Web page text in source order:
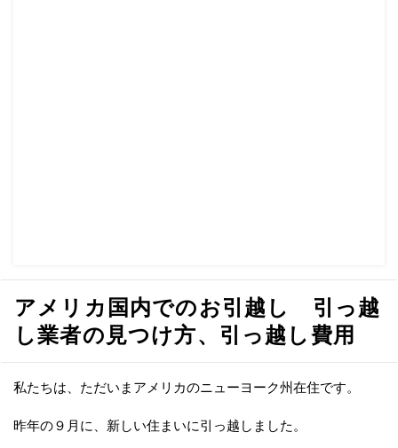
アメリカ国内でのお引越し 引っ越
し業者の見つけ方、引っ越し費用
私たちは、ただいまアメリカのニューヨーク州在住です。
昨年の９月に、新しい住まいに引っ越しました。